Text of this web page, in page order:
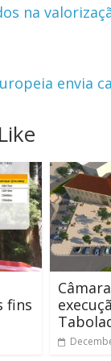
na
envia
fins